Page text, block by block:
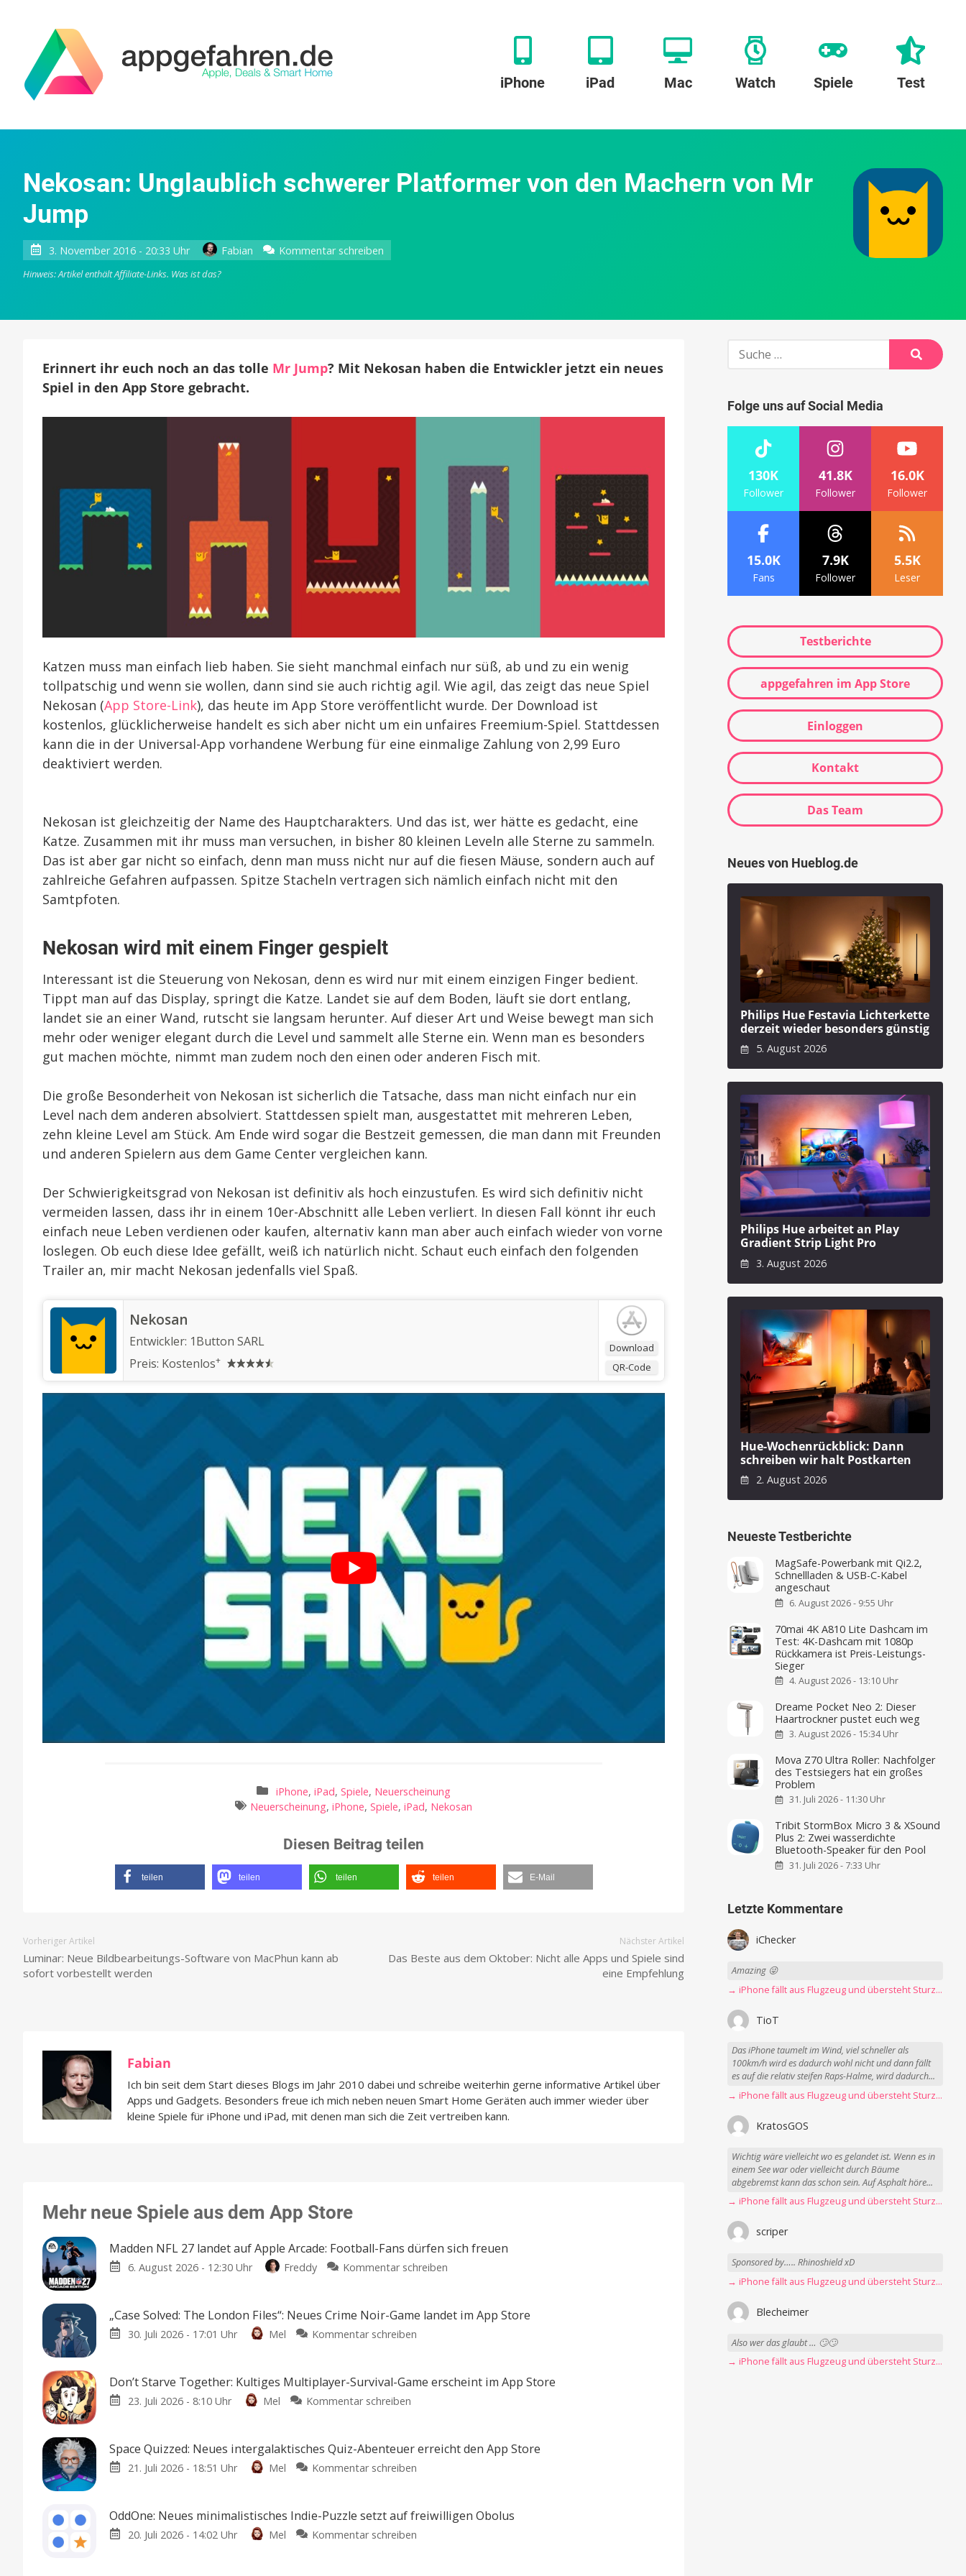
iPhone iPad Mac Watch Spiele Test
Nekosan: Unglaublich schwerer Platformer von den Machern von Mr
Jump
3. November 2016 - 20:33 Uhr Fabian Kommentar schreiben
von
Hinweis: Artikel enthält Affiliate-Links. Was ist das?
Erinnert ihr euch noch an das tolle Mr Jump? Mit Nekosan haben die Entwickler jetzt ein neues
Spiel in den App Store gebracht.
Katzen muss man einfach lieb haben. Sie sieht manchmal einfach nur süß, ab und zu ein wenig
tollpatschig und wenn sie wollen, dann sind sie auch richtig agil. Wie agil, das zeigt das neue Spiel
Nekosan (App Store-Link), das heute im App Store veröffentlicht wurde. Der Download ist
kostenlos, glücklicherweise handelt es sich aber nicht um ein unfaires Freemium-Spiel. Stattdessen
kann die in der Universal-App vorhandene Werbung für eine einmalige Zahlung von 2,99 Euro
deaktiviert werden.
Nekosan ist gleichzeitig der Name des Hauptcharakters. Und das ist, wer hätte es gedacht, eine
Katze. Zusammen mit ihr muss man versuchen, in bisher 80 kleinen Leveln alle Sterne zu sammeln.
Das ist aber gar nicht so einfach, denn man muss nicht nur auf die fiesen Mäuse, sondern auch auf
zahlreiche Gefahren aufpassen. Spitze Stacheln vertragen sich nämlich einfach nicht mit den
Samtpfoten.
Nekosan wird mit einem Finger gespielt
Interessant ist die Steuerung von Nekosan, denn es wird nur mit einem einzigen Finger bedient.
Tippt man auf das Display, springt die Katze. Landet sie auf dem Boden, läuft sie dort entlang,
landet sie an einer Wand, rutscht sie langsam herunter. Auf dieser Art und Weise bewegt man sich
mehr oder weniger elegant durch die Level und sammelt alle Sterne ein. Wenn man es besonders
gut machen möchte, nimmt man zudem noch den einen oder anderen Fisch mit.
Die große Besonderheit von Nekosan ist sicherlich die Tatsache, dass man nicht einfach nur ein
Level nach dem anderen absolviert. Stattdessen spielt man, ausgestattet mit mehreren Leben,
zehn kleine Level am Stück. Am Ende wird sogar die Bestzeit gemessen, die man dann mit Freunden
und anderen Spielern aus dem Game Center vergleichen kann.
Der Schwierigkeitsgrad von Nekosan ist definitiv als hoch einzustufen. Es wird sich definitiv nicht
vermeiden lassen, dass ihr in einem 10er-Abschnitt alle Leben verliert. In diesen Fall könnt ihr euch
einfach neue Leben verdienen oder kaufen, alternativ kann man aber auch einfach wieder von vorne
loslegen. Ob euch diese Idee gefällt, weiß ich natürlich nicht. Schaut euch einfach den folgenden
Trailer an, mir macht Nekosan jedenfalls viel Spaß.
Download
QR-Code
‎Nekosan
Entwickler: 1Button SARL
Preis: Kostenlos+
iPhone, iPad, Spiele, Neuerscheinung
Neuerscheinung,iPhone,Spiele,iPad, Nekosan
Diesen Beitrag teilen
teilen teilen teilen teilen E-Mail
Vorheriger Artikel
Luminar: Neue Bildbearbeitungs-Software von MacPhun kann ab
sofort vorbestellt werden
Nächster Artikel
Das Beste aus dem Oktober: Nicht alle Apps und Spiele sind
eine Empfehlung
Fabian
Ich bin seit dem Start dieses Blogs im Jahr 2010 dabei und schreibe weiterhin gerne informative Artikel über
Apps und Gadgets. Besonders freue ich mich neben neuen Smart Home Geräten auch immer wieder über
kleine Spiele für iPhone und iPad, mit denen man sich die Zeit vertreiben kann.
Mehr neue Spiele aus dem App Store
Madden NFL 27 landet auf Apple Arcade: Football-Fans dürfen sich freuen
6. August 2026 - 12:30 Uhr Freddy Kommentar schreiben
27
Football-
freuen
„Case Solved: The London Files“: Neues Crime Noir-Game landet im App Store
30. Juli 2026 - 17:01 Uhr Mel Kommentar schreiben
The
Noir-
App
Don’t Starve Together: Kultiges Multiplayer-Survival-Game erscheint im App Store
23. Juli 2026 - 8:10 Uhr Mel Kommentar schreiben
Together:
Multiplayer-
erscheint
im
Space Quizzed: Neues intergalaktisches Quiz-Abenteuer erreicht den App Store
21. Juli 2026 - 18:51 Uhr Mel Kommentar schreiben
Neues
OddOne: Neues minimalistisches Indie-Puzzle setzt auf freiwilligen Obolus
20. Juli 2026 - 14:02 Uhr Mel Kommentar schreiben
Suche
Suche
Folge uns auf Social Media
130K
Follower
41.8K
Follower
16.0K
Follower
15.0K
Fans
7.9K
Follower
5.5K
Leser
Testberichte
appgefahren im App Store
Einloggen
Kontakt
Das Team
Neues von Hueblog.de
Philips Hue Festavia Lichterkette
derzeit wieder besonders günstig
5. August 2026
Philips Hue arbeitet an Play
Gradient Strip Light Pro
3. August 2026
Hue-Wochenrückblick: Dann
schreiben wir halt Postkarten
2. August 2026
Neueste Testberichte
MagSafe-Powerbank mit Qi2.2,
Schnellladen & USB-C-Kabel
angeschaut
6. August 2026 - 9:55 Uhr
70mai 4K A810 Lite Dashcam im
Test: 4K-Dashcam mit 1080p
Rückkamera ist Preis-Leistungs-
Sieger
4. August 2026 - 13:10 Uhr
Dreame Pocket Neo 2: Dieser
Haartrockner pustet euch weg
3. August 2026 - 15:34 Uhr
Mova Z70 Ultra Roller: Nachfolger
des Testsiegers hat ein großes
Problem
31. Juli 2026 - 11:30 Uhr
Tribit StormBox Micro 3 & XSound
Plus 2: Zwei wasserdichte
Bluetooth-Speaker für den Pool
31. Juli 2026 - 7:33 Uhr
Letzte Kommentare
iChecker
Amazing 😜
→ iPhone fällt aus Flugzeug und übersteht Sturz unbeschadet
TioT
Das iPhone taumelt im Wind, viel schneller als
100km/h wird es dadurch wohl nicht und dann fällt
es auf die relativ steifen Raps-Halme, wird dadurch...
→ iPhone fällt aus Flugzeug und übersteht Sturz unbeschadet
KratosGOS
Wichtig wäre vielleicht wo es gelandet ist. Wenn es in
einem See war oder vielleicht durch Bäume
abgebremst kann das schon sein. Auf Asphalt höre...
→ iPhone fällt aus Flugzeug und übersteht Sturz unbeschadet
scriper
Sponsored by….. Rhinoshield xD
→ iPhone fällt aus Flugzeug und übersteht Sturz unbeschadet
Blecheimer
Also wer das glaubt … 🙄🙄
→ iPhone fällt aus Flugzeug und übersteht Sturz unbeschadet